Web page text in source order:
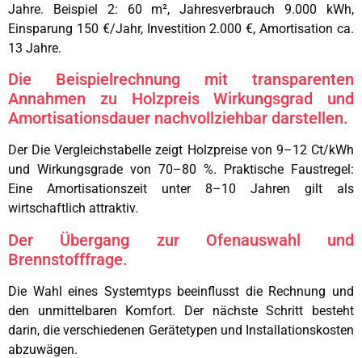
Jahre. Beispiel 2: 60 m², Jahresverbrauch 9.000 kWh,
Einsparung 150 €/Jahr, Investition 2.000 €, Amortisation ca.
13 Jahre.
Die Beispielrechnung mit transparenten
Annahmen zu Holzpreis Wirkungsgrad und
Amortisationsdauer nachvollziehbar darstellen.
Der Die Vergleichstabelle zeigt Holzpreise von 9–12 Ct/kWh
und Wirkungsgrade von 70–80 %. Praktische Faustregel:
Eine Amortisationszeit unter 8–10 Jahren gilt als
wirtschaftlich attraktiv.
Der Übergang zur Ofenauswahl und
Brennstofffrage.
Die Wahl eines Systemtyps beeinflusst die Rechnung und
den unmittelbaren Komfort. Der nächste Schritt besteht
darin, die verschiedenen Gerätetypen und Installationskosten
abzuwägen.